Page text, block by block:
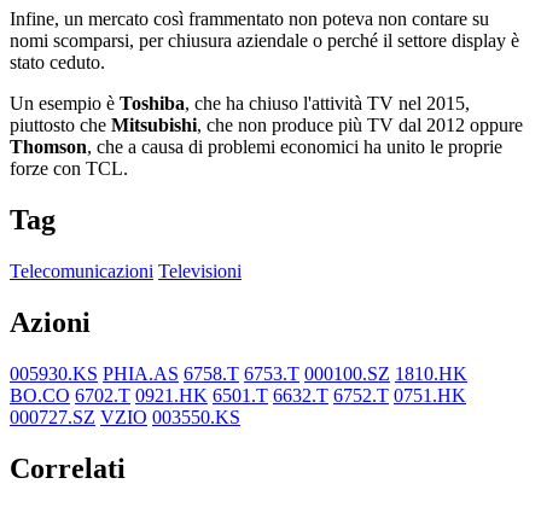
Infine, un mercato così frammentato non poteva non contare su
nomi scomparsi, per chiusura aziendale o perché il settore display è
stato ceduto.
Un esempio è Toshiba, che ha chiuso l'attività TV nel 2015,
piuttosto che Mitsubishi, che non produce più TV dal 2012 oppure
Thomson, che a causa di problemi economici ha unito le proprie
forze con TCL.
Tag
Telecomunicazioni Televisioni
Azioni
005930.KS PHIA.AS 6758.T 6753.T 000100.SZ 1810.HK
BO.CO 6702.T 0921.HK 6501.T 6632.T 6752.T 0751.HK
000727.SZ VZIO 003550.KS
Correlati